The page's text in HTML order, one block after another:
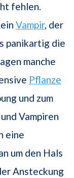
fehlen.
Vampir, der
panikartig die
manche
Pflanze
und zum
und Vampiren
eine
um den Hals
Ansteckung